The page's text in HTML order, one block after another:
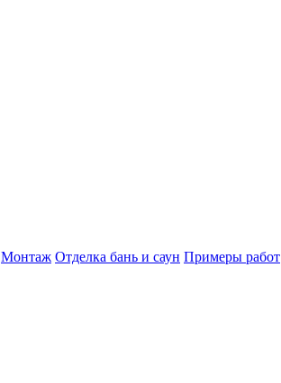
Монтаж Отделка бань и саун Примеры работ